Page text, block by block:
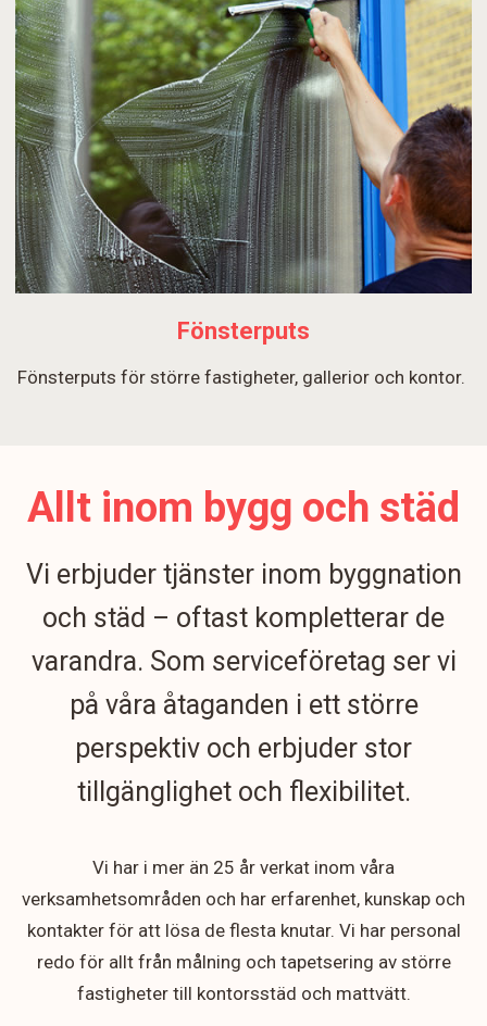
Fönsterputs
Fönsterputs för större fastigheter, gallerior och kontor.
Allt inom bygg och städ
Vi erbjuder tjänster inom byggnation
och städ – oftast kompletterar de
varandra. Som serviceföretag ser vi
på våra åtaganden i ett större
perspektiv och erbjuder stor
tillgänglighet och flexibilitet.
Vi har i mer än 25 år verkat inom våra
verksamhetsområden och har erfarenhet, kunskap och
kontakter för att lösa de flesta knutar. Vi har personal
redo för allt från målning och tapetsering av större
fastigheter till kontorsstäd och mattvätt.